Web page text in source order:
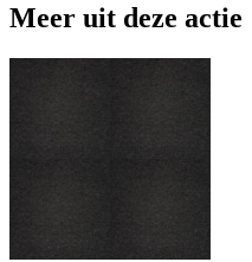
Meer uit deze actie